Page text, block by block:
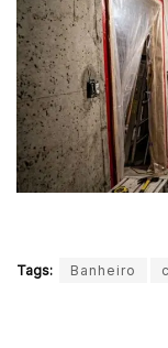
Tags: Banheiro